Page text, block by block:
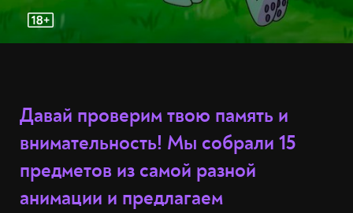
Давай проверим твою память и
внимательность! Мы собрали 15
предметов из самой разной
анимации и предлагаем